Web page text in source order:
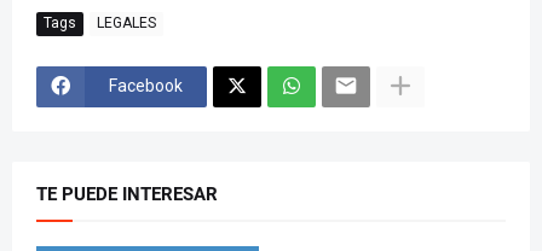
Tags LEGALES
Facebook
TE PUEDE INTERESAR